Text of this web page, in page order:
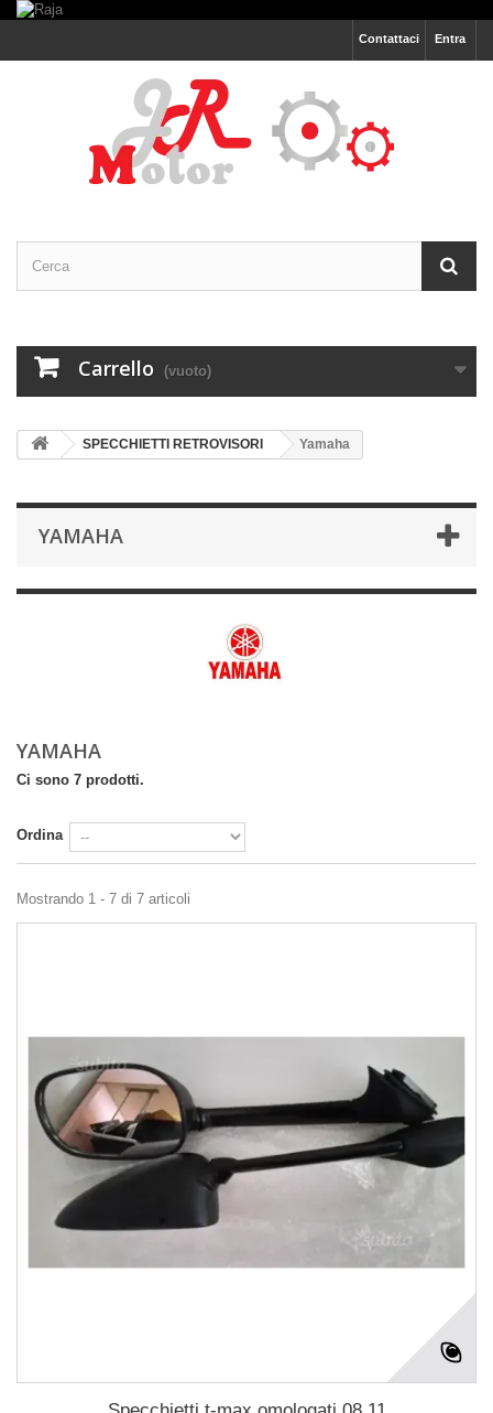
Entra
Contattaci
Carrello (vuoto)
SPECCHIETTI RETROVISORI Yamaha
YAMAHA
YAMAHA
Ci sono 7 prodotti.
Ordina
Mostrando 1 - 7 di 7 articoli